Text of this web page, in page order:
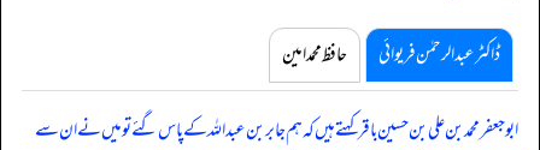
ڈاکٹر عبدالرحمٰن فریوائی حافظ محمد امین
ابو جعفر محمد بن علی بن حسین باقر کہتے ہیں کہہم جابر بن عبداللہ کے پاس گئے تو میں نے ان سے